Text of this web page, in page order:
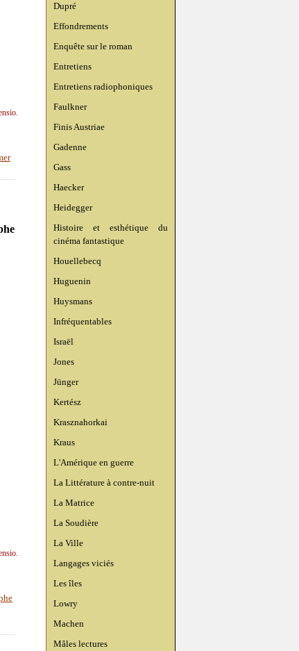
Dupré
Effondrements
Enquête sur le roman
Entretiens
Entretiens radiophoniques
Faulkner
Finis Austriae
Gadenne
Gass
Haecker
Heidegger
Histoire et esthétique du
cinéma fantastique
Houellebecq
Huguenin
Huysmans
Infréquentables
Israël
Jones
Jünger
Kertész
Krasznahorkai
Kraus
L'Amérique en guerre
La Littérature à contre-nuit
La Matrice
La Soudière
La Ville
Langages viciés
Les îles
Lowry
Machen
Mâles lectures